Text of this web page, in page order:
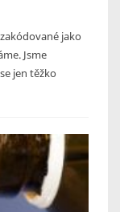
jako
Jsme
jen těžko